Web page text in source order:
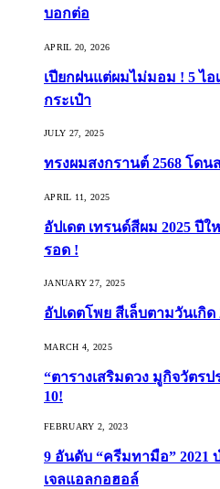
บอกต่อ
APRIL 20, 2026
เปียกฝนแต่ผมไม่มอม ! 5 ไ
กระเป๋า
JULY 27, 2025
ทรงผมสงกรานต์ 2568 โดน
APRIL 11, 2025
อัปเดต เทรนด์สีผม 2025 ปี
รอด !
JANUARY 27, 2025
อัปเดตโพย สีเล็บตามวันเกิด
MARCH 4, 2025
“ตารางเสริมดวง มูกิจวัตรป
10!
FEBRUARY 2, 2023
9 อันดับ “ครีมทามือ” 2021
เจลแอลกอฮอล์